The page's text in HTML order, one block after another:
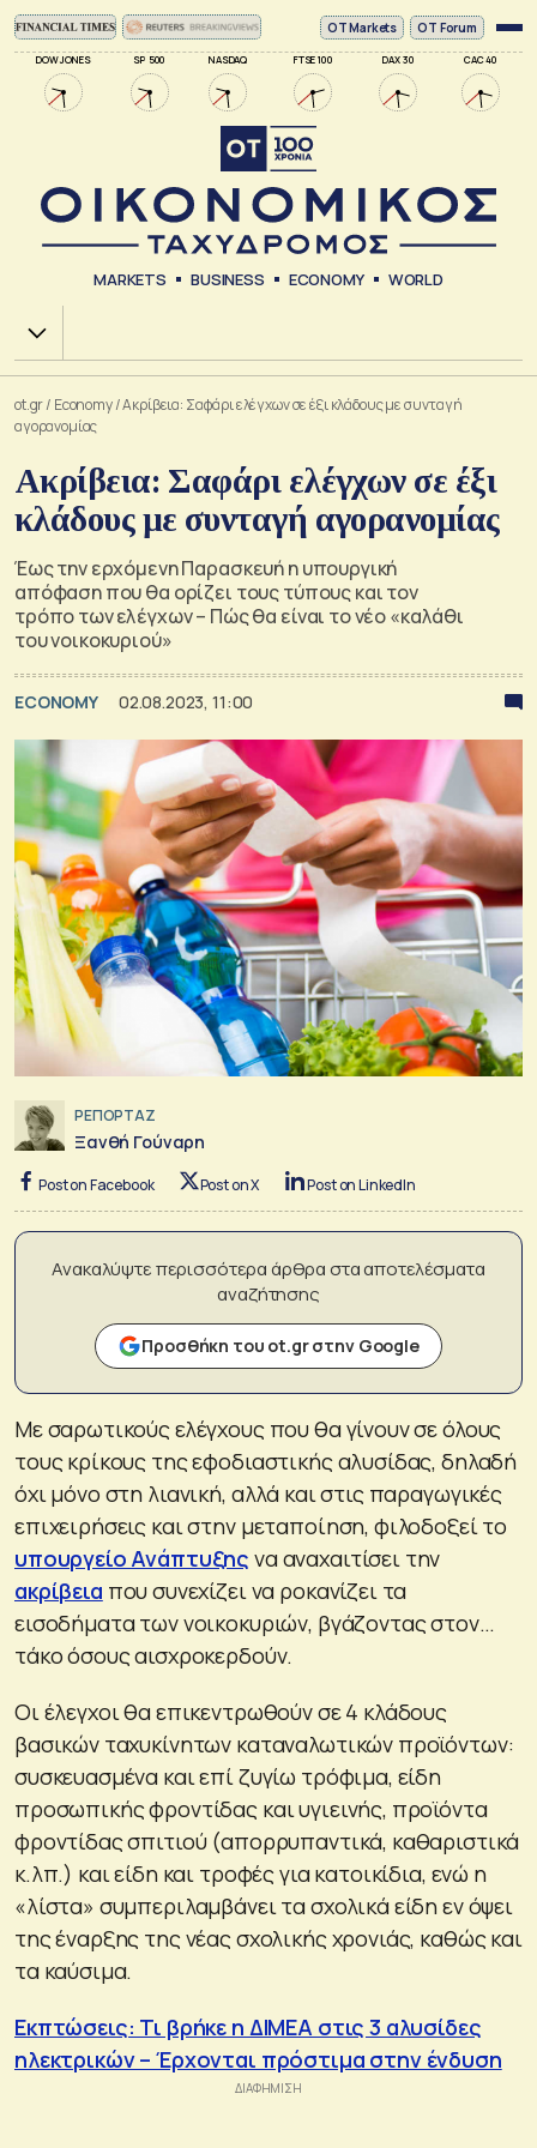
DOW JONES SP 500 NASDAQ FTSE 100 DAX 30 CAC 40
ΟΤ Markets OT Forum
MARKETS BUSINESS ECONOMY WORLD
Χ.Α.
ot.gr/ Economy/Ακρίβεια: Σαφάρι ελέγχων σε έξι κλάδους με συνταγή
αγορανομίας
Ακρίβεια: Σαφάρι ελέγχων σε έξι
κλάδους με συνταγή αγορανομίας
Έως την ερχόμενη Παρασκευή η υπουργική
απόφαση που θα ορίζει τους τύπους και τον
τρόπο των ελέγχων – Πώς θα είναι το νέο «καλάθι
του νοικοκυριού»
ECONOMY 02.08.2023, 11:00
ΡΕΠΟΡΤΑΖ
Ξανθή Γούναρη
Post on Facebook Post on X Post on LinkedIn
Ανακαλύψτε περισσότερα άρθρα στα αποτελέσματα
αναζήτησης
Προσθήκη του ot.gr στην Google
Με σαρωτικούς ελέγχους που θα γίνουν σε όλους
τους κρίκους της εφοδιαστικής αλυσίδας, δηλαδή
όχι μόνο στη λιανική, αλλά και στις παραγωγικές
επιχειρήσεις και στην μεταποίηση, φιλοδοξεί το
υπουργείο Ανάπτυξης να αναχαιτίσει την
ακρίβεια που συνεχίζει να ροκανίζει τα
εισοδήματα των νοικοκυριών, βγάζοντας στον…
τάκο όσους αισχροκερδούν.
Οι έλεγχοι θα επικεντρωθούν σε 4 κλάδους
βασικών ταχυκίνητων καταναλωτικών προϊόντων:
συσκευασμένα και επί ζυγίω τρόφιμα, είδη
προσωπικής φροντίδας και υγιεινής, προϊόντα
φροντίδας σπιτιού (απορρυπαντικά, καθαριστικά
κ.λπ.) και είδη και τροφές για κατοικίδια, ενώ η
«λίστα» συμπεριλαμβάνει τα σχολικά είδη εν όψει
της έναρξης της νέας σχολικής χρονιάς, καθώς και
τα καύσιμα.
Εκπτώσεις: Τι βρήκε η ΔΙΜΕΑ στις 3 αλυσίδες
ηλεκτρικών – Έρχονται πρόστιμα στην ένδυση